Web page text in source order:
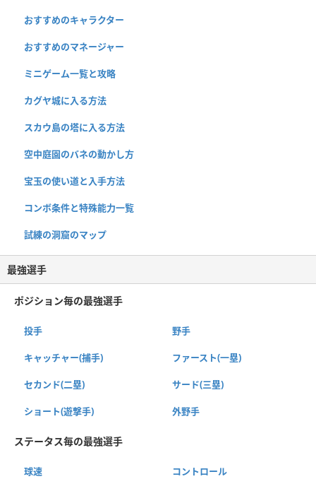
おすすめのキャラクター
おすすめのマネージャー
ミニゲーム一覧と攻略
カグヤ城に入る方法
スカウ島の塔に入る方法
空中庭園のバネの動かし方
宝玉の使い道と入手方法
コンボ条件と特殊能力一覧
試練の洞窟のマップ
最強選手
ポジション毎の最強選手
投手 野手
キャッチャー(捕手) ファースト(一塁)
セカンド(二塁) サード(三塁)
ショート(遊撃手) 外野手
ステータス毎の最強選手
球速 コントロール